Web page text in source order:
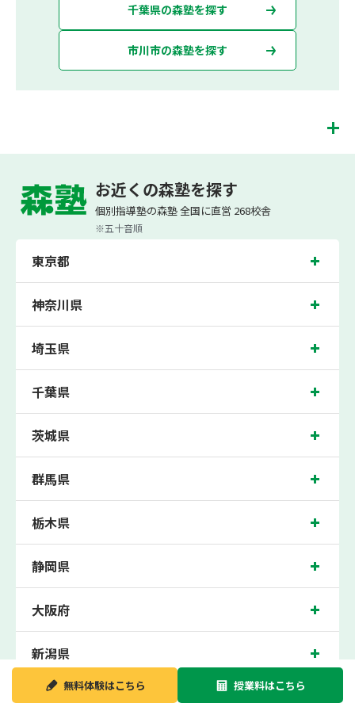
千葉県の森塾を探す
市川市の森塾を探す
数・英語・国語）[個別]とDOJO[集団]、中学生は5科目（数学・英語・国語・理
科・社会）、高校生は7科目（数学・英語・国語[古典・現代文]・理科[物理・化
学・生物・地学]・地理歴史・公民・小論文）を提供しています。
また、個別指導塾「森塾」では「成績保証制度」を提供しており、高校生の入塾後
満でご入塾の場合、受講科目が1科目で+20点以上。60点以上でご入塾の場合、そ
上がらなければ、3学期目の対象科目授業料を全額免除し、1学期間無料で指導させ
ていただきます。＊定期テストの一科目あたりの満点数が100点でない地域では、
100点満点に換算した場合の上記 記載点数相当の内容を保証させていただきます。
校、市川第二中学校、大洲中学校、市川第八中学校、市川第三中学校、東国分中学
学受験に向けた受験指導などを実施。
市川近くの塾・個別指導塾。千葉県市川市市川の小学生・中学生・高校生の成績ア
ップの塾・個別指導塾なら「森塾 市川校」へ。
市川校の住所は千葉県市川市市川。周辺にはみずほ銀行市川支店やイオンフードス
個別指導塾です。市川校は地域の評判を呼び、市川駅はもちろん、近隣の本八幡駅
や市川真間駅からもお通いいただいております。無料体験受付中です！
お近くの森塾を探す
個別指導塾の森塾 全国に直営 268校舎
※五十音順
東京都
神奈川県
埼玉県
千葉県
茨城県
群馬県
栃木県
静岡県
大阪府
新潟県
無料体験はこちら 授業料はこちら